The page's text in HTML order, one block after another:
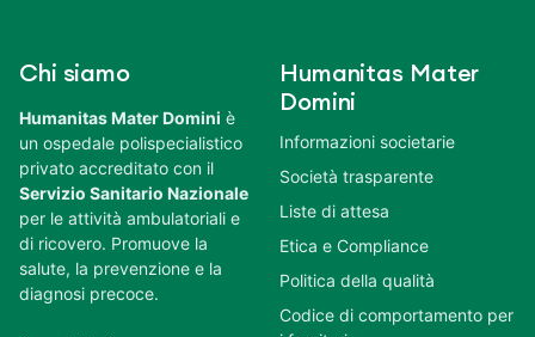
Chi siamo
Humanitas Mater Domini è
un ospedale polispecialistico
privato accreditato con il
Servizio Sanitario Nazionale
per le attività ambulatoriali e
di ricovero. Promuove la
salute, la prevenzione e la
diagnosi precoce.
Humanitas Mater
Domini
Informazioni societarie
Società trasparente
Liste di attesa
Etica e Compliance
Politica della qualità
Codice di comportamento per